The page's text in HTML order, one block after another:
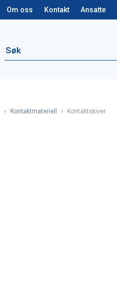
Om oss Kontakt Ansatte
› Kontaktmateriell › Kontaktskiver